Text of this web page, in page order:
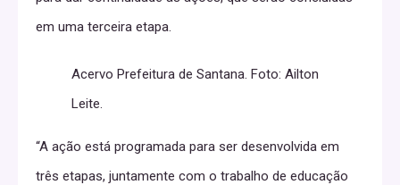
em uma terceira etapa.
Acervo Prefeitura de Santana. Foto: Ailton
Leite.
“A ação está programada para ser desenvolvida em
três etapas, juntamente com o trabalho de educação